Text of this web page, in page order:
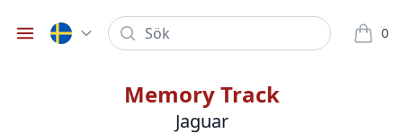
Öppna meny
Sök 0
varor i
Memory Track
Jaguar